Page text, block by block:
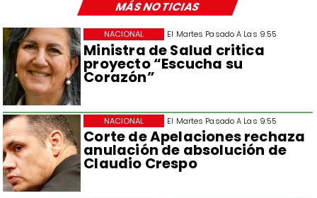
MÁS NOTICIAS
El Martes Pasado A Las 9:55
Ministra de Salud critica
proyecto “Escucha su
Corazón”
NACIONAL
El Martes Pasado A Las 9:55
Corte de Apelaciones rechaza
anulación de absolución de
Claudio Crespo
NACIONAL